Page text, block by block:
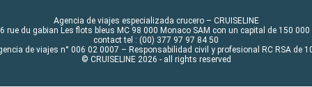
Agencia de viajes especializada crucero – CRUISELINE
rue du gabian Les flots bleus MC 98 000 Monaco SAM con un capital de 150 000
contact tel : (00) 377 97 97 84 50
de viajes n° 006 02 0007 – Responsabilidad civil y profesional RC RSA de
© CRUISELINE 2026 - all rights reserved